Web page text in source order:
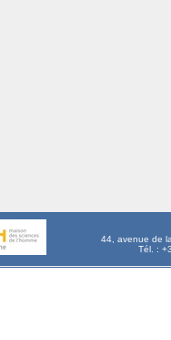
44, avenue de
Tél. :